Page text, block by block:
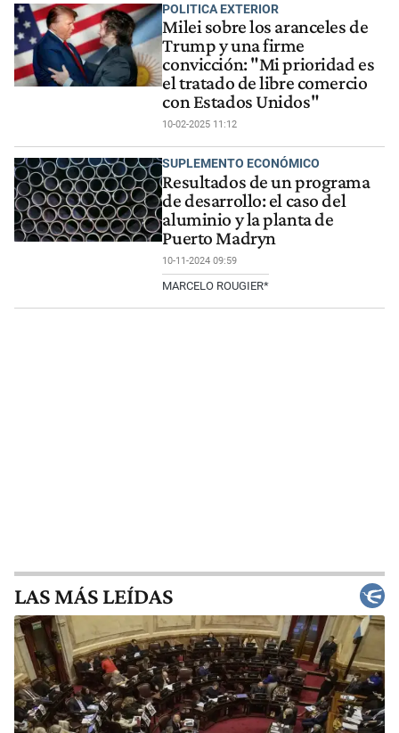
POLITICA EXTERIOR
Milei sobre los aranceles de
Trump y una firme
convicción: "Mi prioridad es
el tratado de libre comercio
con Estados Unidos"
10-02-2025 11:12
SUPLEMENTO ECONÓMICO
Resultados de un programa
de desarrollo: el caso del
aluminio y la planta de
Puerto Madryn
10-11-2024 09:59
MARCELO ROUGIER*
LAS MÁS LEÍDAS